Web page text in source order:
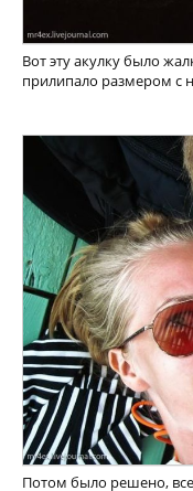
Вот эту акулку было
прилипало размером с
Потом было решено,